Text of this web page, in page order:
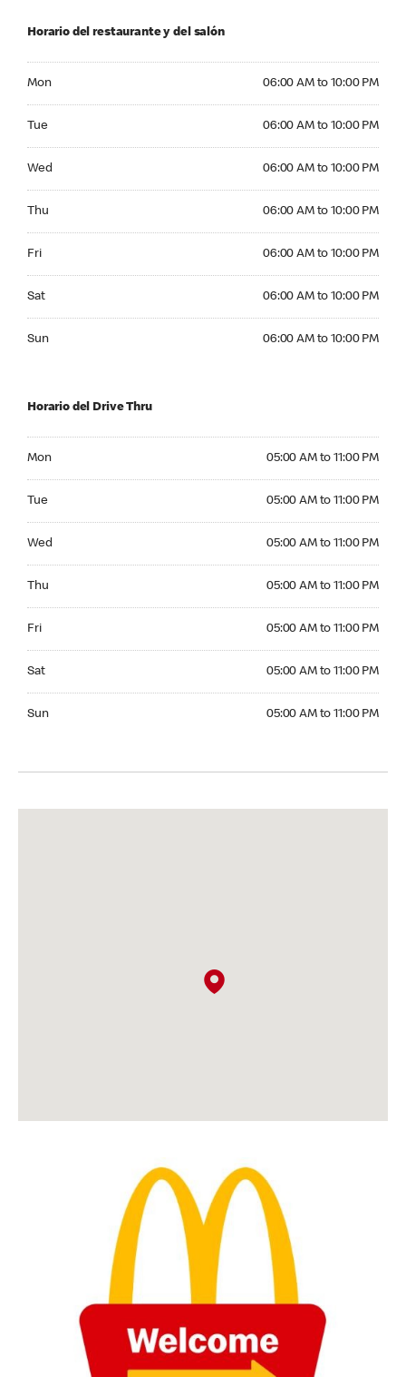
Horario del restaurante y del salón
Mon 06:00 AM to 10:00 PM
Tue 06:00 AM to 10:00 PM
Wed 06:00 AM to 10:00 PM
Thu 06:00 AM to 10:00 PM
Fri 06:00 AM to 10:00 PM
Sat 06:00 AM to 10:00 PM
Sun 06:00 AM to 10:00 PM
Horario del Drive Thru
Mon 05:00 AM to 11:00 PM
Tue 05:00 AM to 11:00 PM
Wed 05:00 AM to 11:00 PM
Thu 05:00 AM to 11:00 PM
Fri 05:00 AM to 11:00 PM
Sat 05:00 AM to 11:00 PM
Sun 05:00 AM to 11:00 PM